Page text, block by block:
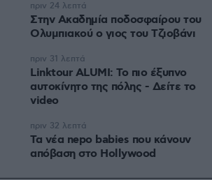
Στην Ακαδημία ποδοσφαίρου του
Ολυμπιακού ο γιος του Τζιοβάνι
πριν 24 λεπτά
Linktour ALUMI: Το πιο έξυπνο
αυτοκίνητο της πόλης - Δείτε το
video
πριν 31 λεπτά
Τα νέα nepo babies που κάνουν
απόβαση στο Hollywood
πριν 32 λεπτά